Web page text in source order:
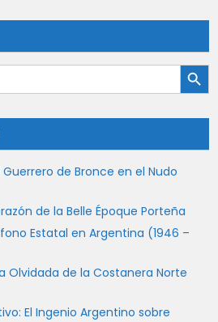
Botón de
Guerrero de Bronce en el Nudo
de la Belle Époque Porteña
Estatal en Argentina (1946 –
Olvidada de la Costanera Norte
El Ingenio Argentino sobre